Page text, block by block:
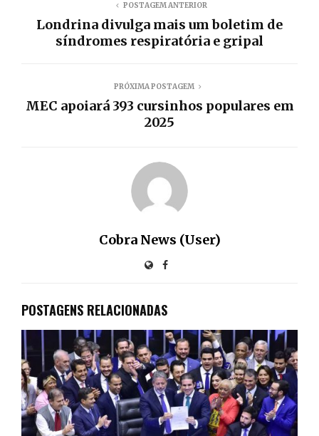
POSTAGEM ANTERIOR
Londrina divulga mais um boletim de
síndromes respiratória e gripal
PRÓXIMA POSTAGEM
MEC apoiará 393 cursinhos populares em
2025
Cobra News (User)
POSTAGENS RELACIONADAS